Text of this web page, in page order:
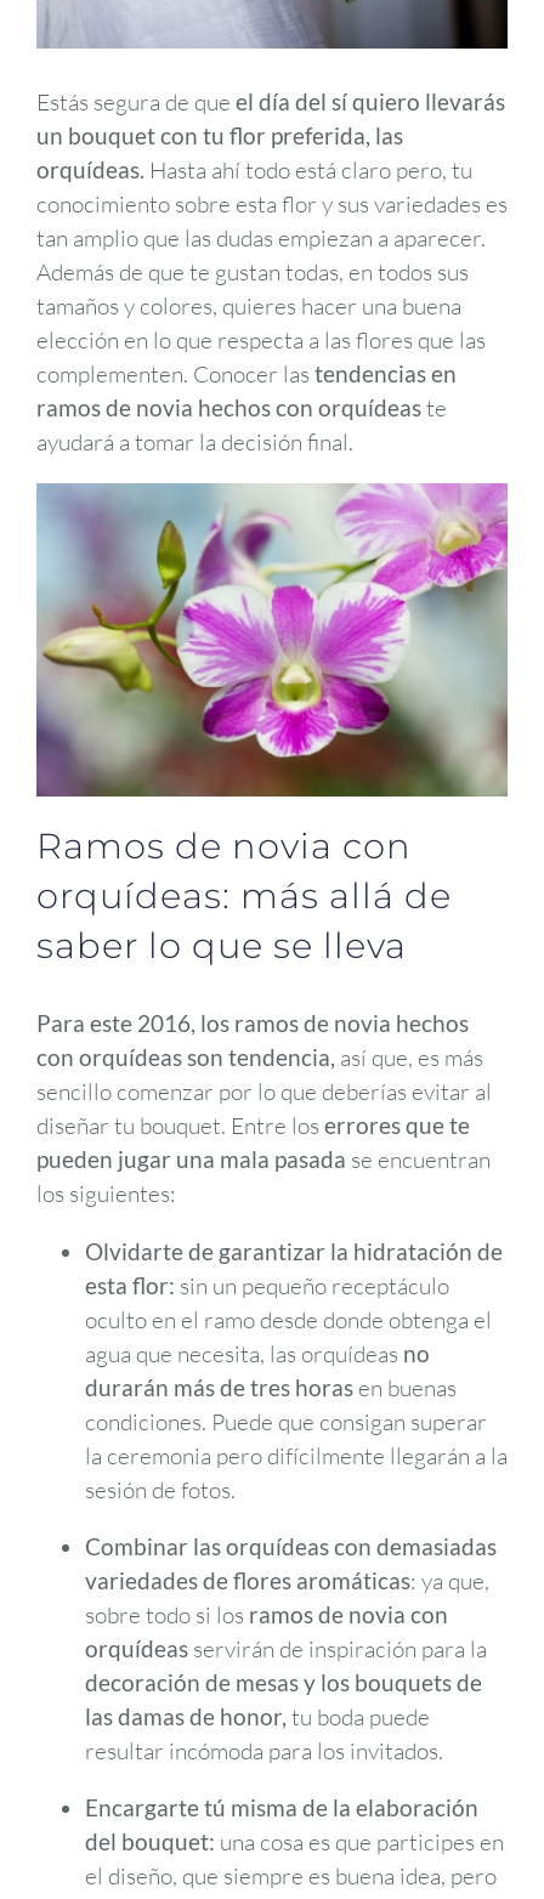
Estás segura de que el día del sí quiero llevarás
un bouquet con tu flor preferida, las
orquídeas. Hasta ahí todo está claro pero, tu
conocimiento sobre esta flor y sus variedades es
tan amplio que las dudas empiezan a aparecer.
Además de que te gustan todas, en todos sus
tamaños y colores, quieres hacer una buena
elección en lo que respecta a las flores que las
complementen. Conocer las tendencias en
ramos de novia hechos con orquídeaste
ayudará a tomar la decisión final.
Ramos de novia con
orquídeas: más allá de
saber lo que se lleva
Para este 2016, los ramos de novia hechos
con orquídeas son tendencia, así que, es más
sencillo comenzar por lo que deberías evitar al
diseñar tu bouquet. Entre los errores que te
pueden jugar una mala pasada se encuentran
los siguientes:
Olvidarte de garantizar la hidratación de
esta flor: sin un pequeño receptáculo
oculto en el ramo desde donde obtenga el
agua que necesita, las orquídeas no
durarán más de tres horas en buenas
condiciones. Puede que consigan superar
la ceremonia pero difícilmente llegarán a la
sesión de fotos.
Combinar las orquídeas con demasiadas
variedades de flores aromáticas: ya que,
sobre todo si los ramos de novia con
orquídeas servirán de inspiración para la
decoración de mesas y los bouquets de
las damas de honor, tu boda puede
resultar incómoda para los invitados.
Encargarte tú misma de la elaboración
del bouquet: una cosa es que participes en
el diseño, que siempre es buena idea, pero